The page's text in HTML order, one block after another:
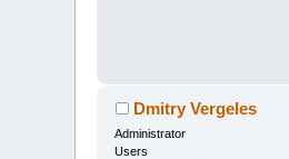
Dmitry Vergeles
Administrator
Users